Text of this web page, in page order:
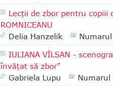
Lecţii de zbor pentru copiii
ROMNICEANU
Delia Hanzelik
IULIANA VÎLSAN -
învăţat să zbor"
Gabriela Lupu